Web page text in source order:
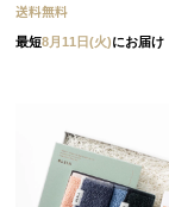
送料無料
最短8月11日(火)にお届け